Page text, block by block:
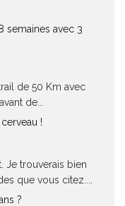
semaines avec 3
de 50 Km avec
de...
!
Je trouverais bien
que vous citez....
?